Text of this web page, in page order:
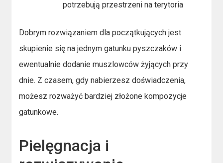
potrzebują przestrzeni na terytoria
Dobrym rozwiązaniem dla początkujących jest
skupienie się na jednym gatunku pyszczaków i
ewentualnie dodanie muszlowców żyjących przy
dnie. Z czasem, gdy nabierzesz doświadczenia,
możesz rozważyć bardziej złożone kompozycje
gatunkowe.
Pielęgnacja i